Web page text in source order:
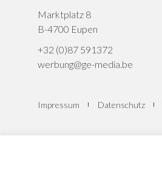
Marktplatz 8
B-4700 Eupen
+32 (0)87 591372
werbung@ge-media.be
Impressum Datenschutz